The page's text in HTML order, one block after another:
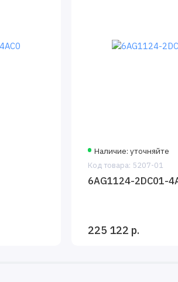
Наличие: уточняйте
Код товара: 5207-01
6AG1124-2DC01-
225 122 р.